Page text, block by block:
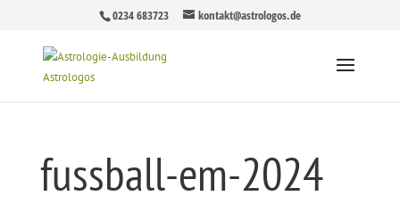
0234 683723 kontakt@astrologos.de
fussball-em-2024